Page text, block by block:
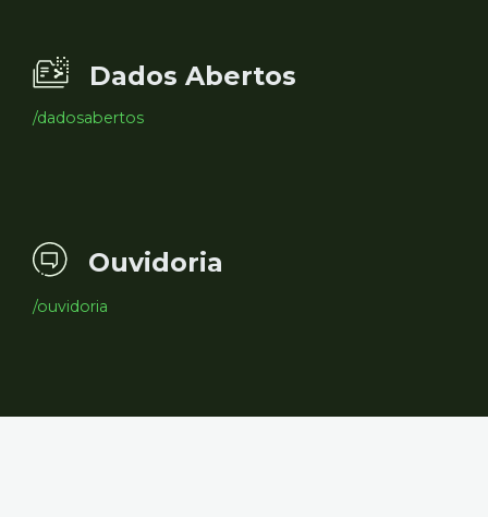
Dados Abertos
/dadosabertos
Ouvidoria
/ouvidoria